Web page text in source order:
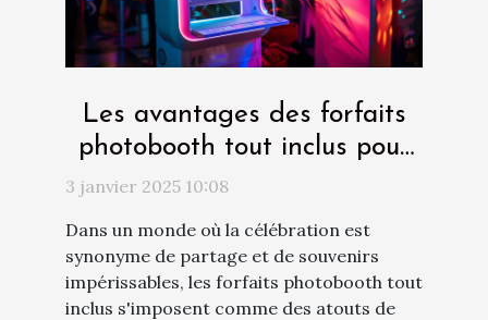
Les avantages des forfaits
photobooth tout inclus pour
les fêtes
3 janvier 2025 10:08
Dans un monde où la célébration est
synonyme de partage et de souvenirs
impérissables, les forfaits photobooth tout
inclus s'imposent comme des atouts de